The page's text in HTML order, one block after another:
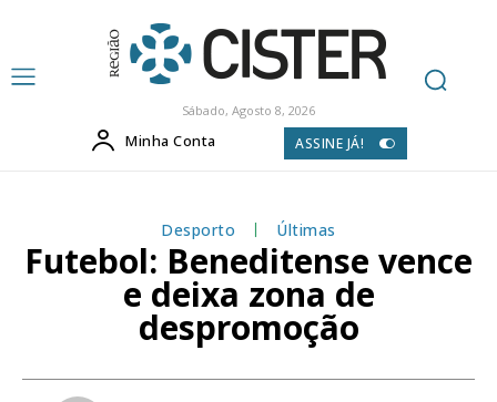
Sábado, Agosto 8, 2026
Minha Conta ASSINE JÁ!
Desporto Últimas
Futebol: Beneditense vence
e deixa zona de
despromoção